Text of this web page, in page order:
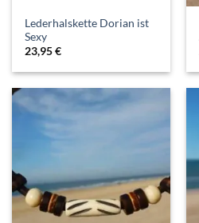
Lederhalskette Dorian ist
Sexy
23,95€